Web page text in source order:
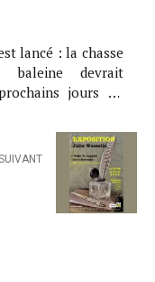
lancé : la chasse
baleine devrait
jours en